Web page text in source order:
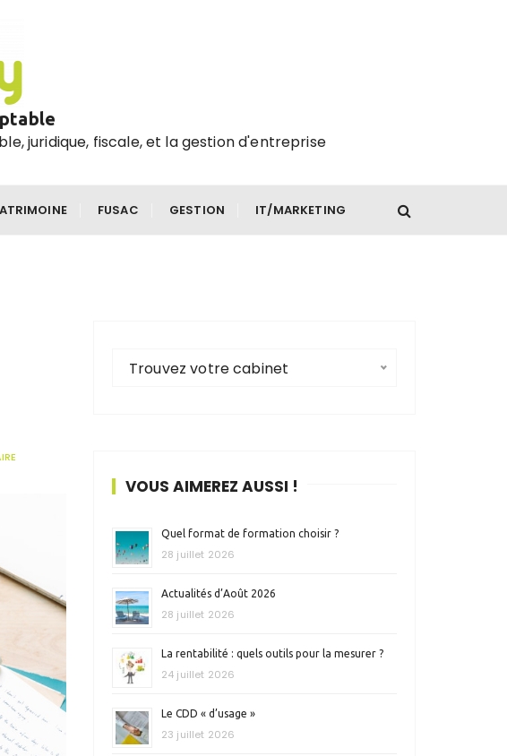
juridique, fiscale, et la gestion d'entreprise
FUSAC GESTION IT/MARKETING
Trouvez votre cabinet
VOUS AIMEREZ AUSSI !
Quel format de formation choisir ?
28 juillet 2026
Actualités d’Août 2026
28 juillet 2026
La rentabilité : quels outils pour la mesurer ?
24 juillet 2026
Le CDD « d’usage »
23 juillet 2026